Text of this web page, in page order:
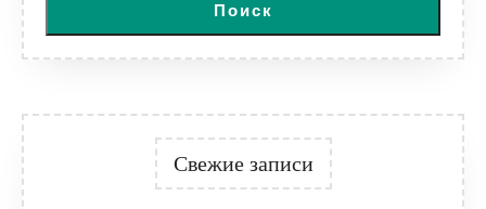
Поиск
Свежие записи